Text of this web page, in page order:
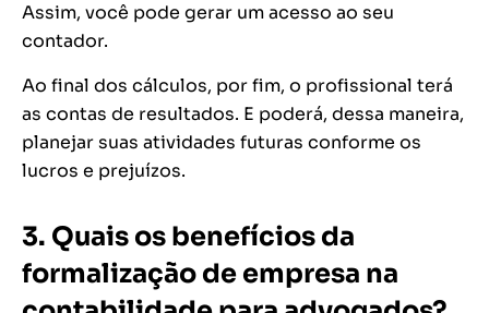
Assim, você pode gerar um acesso ao seu
contador.
Ao final dos cálculos, por fim, o profissional terá
as contas de resultados. E poderá, dessa maneira,
planejar suas atividades futuras conforme os
lucros e prejuízos.
3. Quais os benefícios da
formalização de empresa na